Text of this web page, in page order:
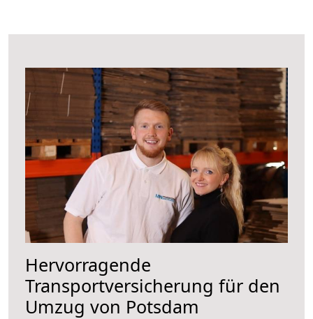
Hervorragende
Transportversicherung für den
Umzug von Potsdam